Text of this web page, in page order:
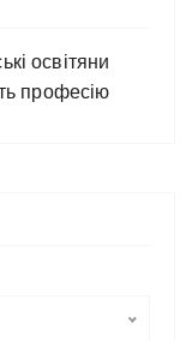
освітяни
професію